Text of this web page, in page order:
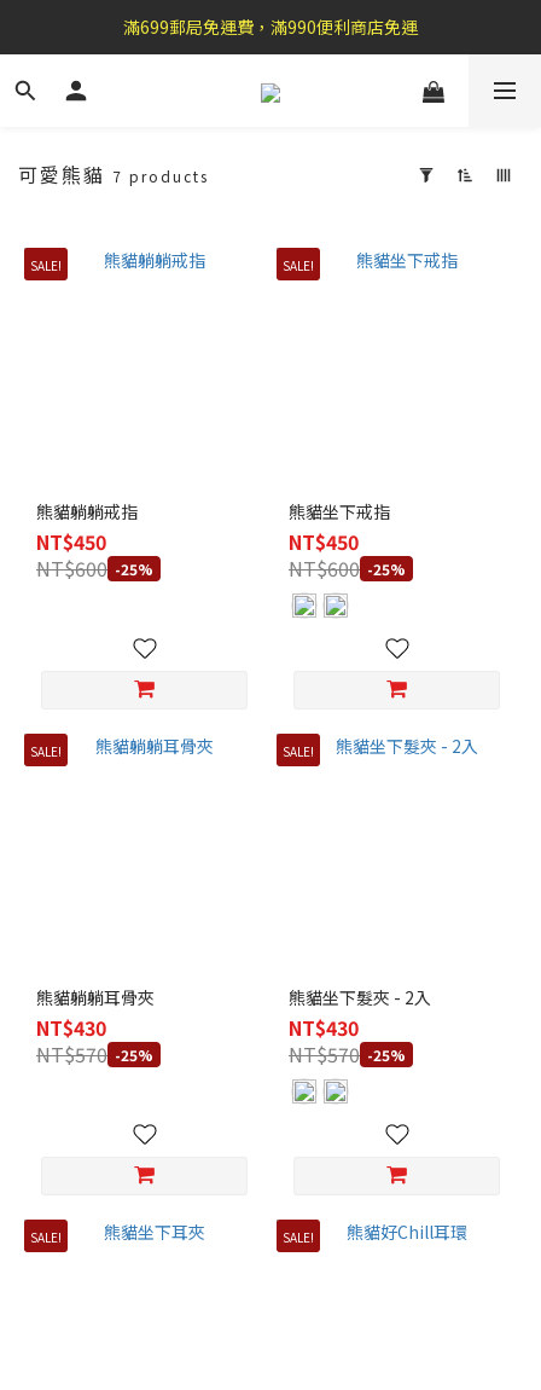
盛夏祭典：全館滿1000折100，滿2000贈『自粘式多功能包巾』
滿699郵局免運費，滿990便利商店免運
加 入 官 方 L I N E 好 友 , 領 取$ 3 0元折扣券   →
(0/20)
可愛熊貓 7 products
SALE!
熊貓躺躺戒指
NT$450
NT$600 -25%
SALE!
熊貓坐下戒指
NT$450
NT$600 -25%
SALE!
熊貓躺躺耳骨夾
NT$430
NT$570 -25%
SALE!
熊貓坐下髮夾 - 2入
NT$430
NT$570 -25%
SALE! SALE!